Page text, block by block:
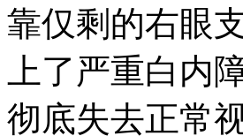
靠仅剩的右眼
上了严重白内
彻底失去正常